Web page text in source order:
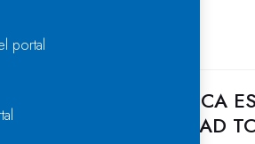
LA RESERVA HIDRÁULICA
DE SU CAPACIDAD
portal